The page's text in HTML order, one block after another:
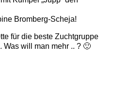
Bromberg-Scheja!
für die beste Zuchtgruppe
will man mehr .. ? 🙂